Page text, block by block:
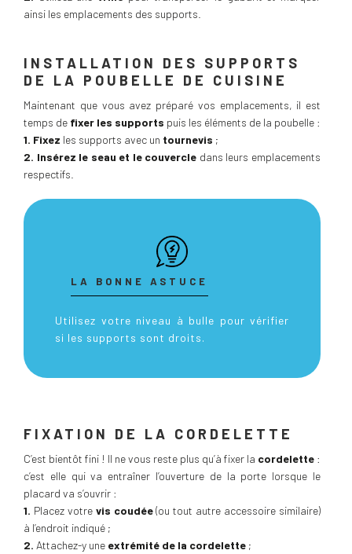
ainsi les emplacements des supports.
INSTALLATION DES SUPPORTS
DE LA POUBELLE DE CUISINE
Maintenant que vous avez préparé vos emplacements, il est
temps de fixer les supports puis les éléments de la poubelle :
1. Fixez les supports avec un tournevis ;
2. Insérez le seau et le couvercle dans leurs emplacements
respectifs.
LA BONNE ASTUCE
Utilisez votre niveau à bulle pour vérifier
si les supports sont droits.
FIXATION DE LA CORDELETTE
C’est bientôt fini ! Il ne vous reste plus qu’à fixer la cordelette :
c’est elle qui va entraîner l’ouverture de la porte lorsque le
placard va s’ouvrir :
1. Placez votre vis coudée(ou tout autre accessoire similaire)
à l’endroit indiqué ;
2. Attachez-y une extrémité de la cordelette ;